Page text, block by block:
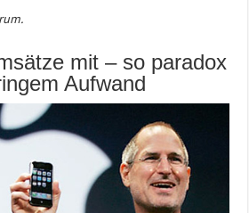
mit – so paradox
Aufwand